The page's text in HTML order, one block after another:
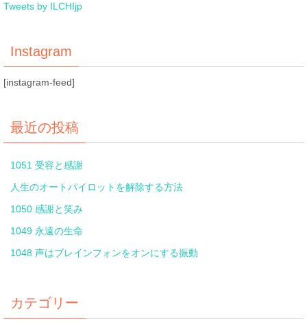
Tweets by ILCHIjp
Instagram
[instagram-feed]
最近の投稿
1051 受容と感謝
人生のオートパイロットを解除する方法
1050 感謝と笑み
1049 永遠の生命
1048 声はブレインフォンをオンにする振動
カテゴリー